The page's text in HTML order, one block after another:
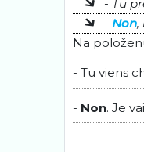
- Tu
- Non,
Na
- Tu viens
- Non. Je